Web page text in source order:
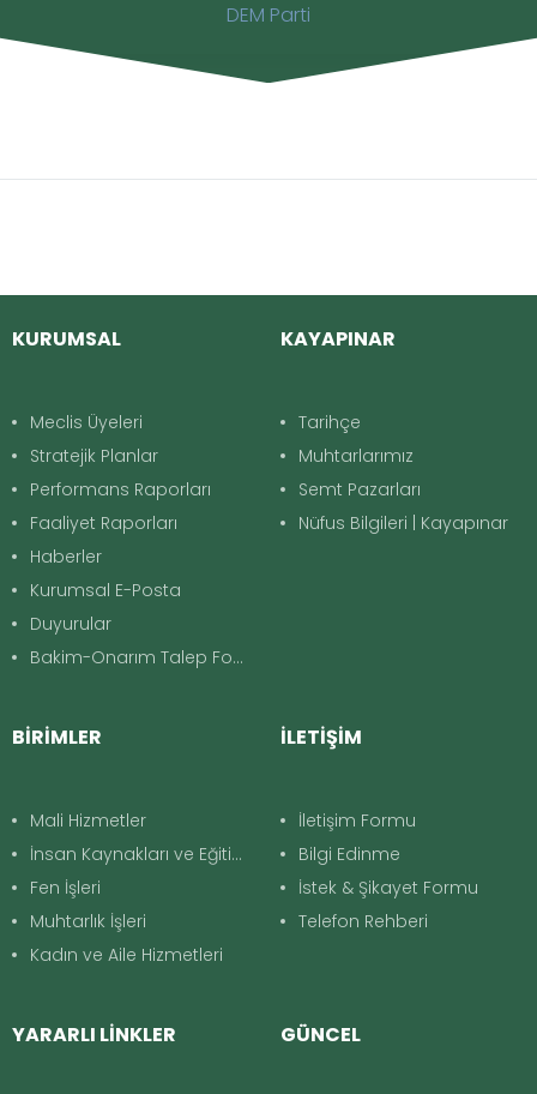
DEM Parti
KURUMSAL
Meclis Üyeleri
Stratejik Planlar
Performans Raporları
Faaliyet Raporları
Haberler
Kurumsal E-Posta
Duyurular
Bakim-Onarım Talep Formu
KAYAPINAR
Tarihçe
Muhtarlarımız
Semt Pazarları
Nüfus Bilgileri | Kayapınar
BİRİMLER
Mali Hizmetler
İnsan Kaynakları ve Eğitim
Fen İşleri
Muhtarlık İşleri
Kadın ve Aile Hizmetleri
İLETİŞİM
İletişim Formu
Bilgi Edinme
İstek & Şikayet Formu
Telefon Rehberi
YARARLI LİNKLER GÜNCEL